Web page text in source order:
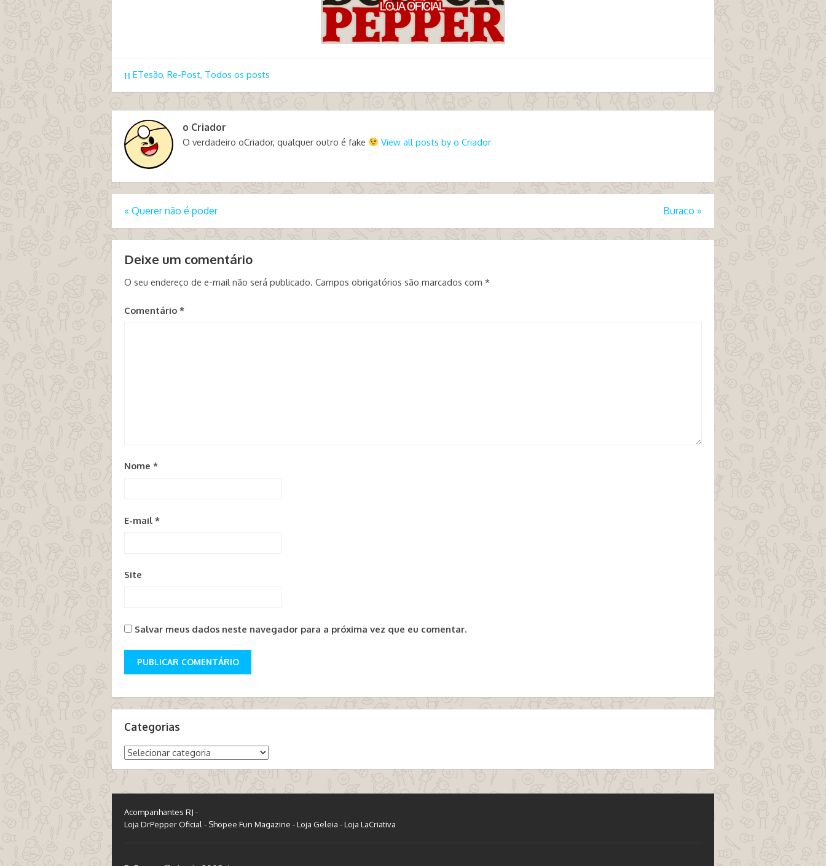
ETesão, Re-Post, Todos os posts
o Criador
O verdadeiro oCriador, qualquer outro é fake View all posts by o Criador
« Querer não é poder Buraco »
Deixe um comentário
O seu endereço de e-mail não será publicado. Campos obrigatórios são marcados com *
Comentário *
Nome *
E-mail *
Site
Salvar meus dados neste navegador para a próxima vez que eu comentar.
Categorias
Categorias
Acompanhantes RJ -
Loja DrPepper Oficial - Shopee Fun Magazine -Loja Geleia -Loja LaCriativa